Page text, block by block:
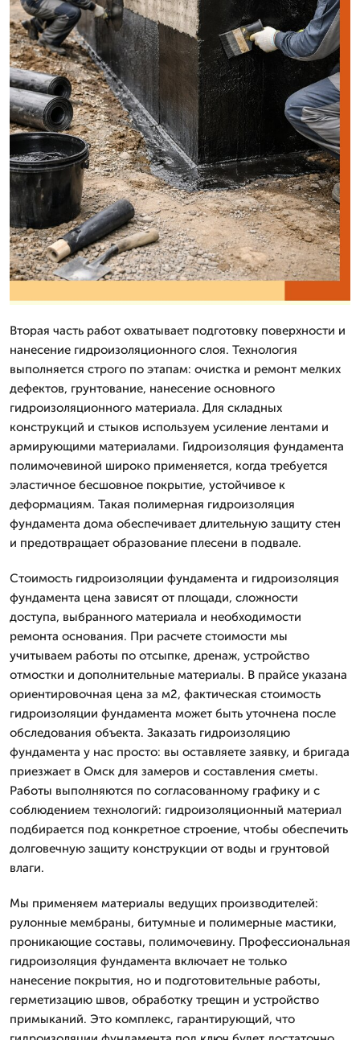
Вторая часть работ охватывает подготовку поверхности и
нанесение гидроизоляционного слоя. Технология
выполняется строго по этапам: очистка и ремонт мелких
дефектов, грунтование, нанесение основного
гидроизоляционного материала. Для складных
конструкций и стыков используем усиление лентами и
армирующими материалами. Гидроизоляция фундамента
полимочевиной широко применяется, когда требуется
эластичное бесшовное покрытие, устойчивое к
деформациям. Такая полимерная гидроизоляция
фундамента дома обеспечивает длительную защиту стен
и предотвращает образование плесени в подвале.
Стоимость гидроизоляции фундамента и гидроизоляция
фундамента цена зависят от площади, сложности
доступа, выбранного материала и необходимости
ремонта основания. При расчете стоимости мы
учитываем работы по отсыпке, дренаж, устройство
отмостки и дополнительные материалы. В прайсе указана
ориентировочная цена за м2, фактическая стоимость
гидроизоляции фундамента может быть уточнена после
обследования объекта. Заказать гидроизоляцию
фундамента у нас просто: вы оставляете заявку, и бригада
приезжает в Омск для замеров и составления сметы.
Работы выполняются по согласованному графику и с
соблюдением технологий: гидроизоляционный материал
подбирается под конкретное строение, чтобы обеспечить
долговечную защиту конструкции от воды и грунтовой
влаги.
Мы применяем материалы ведущих производителей:
рулонные мембраны, битумные и полимерные мастики,
проникающие составы, полимочевину. Профессиональная
гидроизоляция фундамента включает не только
нанесение покрытия, но и подготовительные работы,
герметизацию швов, обработку трещин и устройство
примыканий. Это комплекс, гарантирующий, что